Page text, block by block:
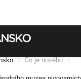
/ Co je nového /